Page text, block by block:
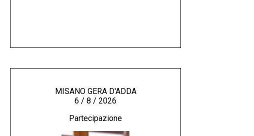
MISANO GERA D'ADDA
6 / 8 / 2026
Partecipazione